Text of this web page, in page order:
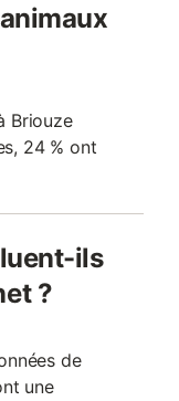
Briouze
24 % ont
ils
?
de
une